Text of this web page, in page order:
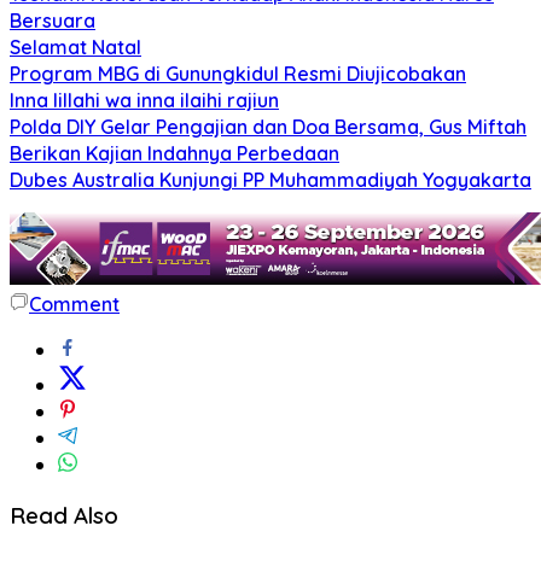
Bersuara
Selamat Natal
Program MBG di Gunungkidul Resmi Diujicobakan
Inna lillahi wa inna ilaihi rajiun
Polda DIY Gelar Pengajian dan Doa Bersama, Gus Miftah
Berikan Kajian Indahnya Perbedaan
Dubes Australia Kunjungi PP Muhammadiyah Yogyakarta
Comment
Read Also